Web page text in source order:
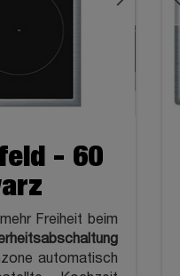
- 60
Freiheit beim
automatisch